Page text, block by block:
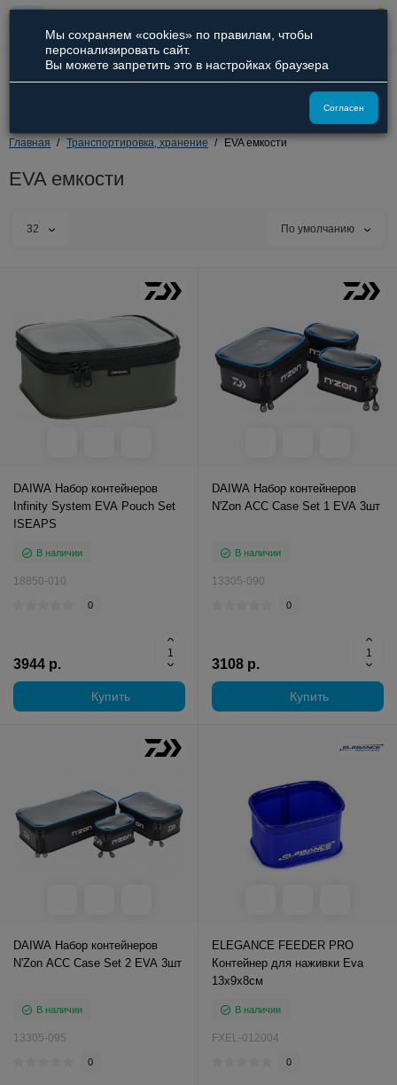
8 (800) 551-09-94
8 (929) 836-66-51
Главная Транспортировка, хранение EVA емкости
EVA емкости
32 По умолчанию
DAIWA Набор контейнеров
Infinity System EVA Pouch Set
ISEAPS
В наличии
18850-010
0
3944 р.
Купить
DAIWA Набор контейнеров
N'Zon ACC Case Set 1 EVA 3шт
В наличии
13305-090
0
3108 р.
Купить
DAIWA Набор контейнеров
N'Zon ACC Case Set 2 EVA 3шт
В наличии
13305-095
0
ELEGANCE FEEDER PRO
Контейнер для наживки Eva
13х9х8см
В наличии
FXEL-012004
0
Мы сохраняем «cookies» по правилам, чтобы
персонализировать сайт.
Вы можете запретить это в настройках браузера
Согласен